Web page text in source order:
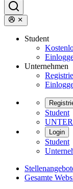
Student
Unternehmen
Student
Login
Student
Gesamte